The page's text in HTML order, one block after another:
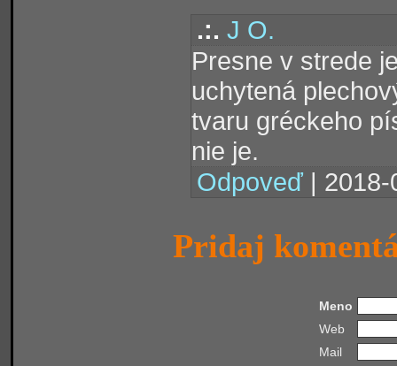
.:. J O.
Presne v strede
uchytená
tvaru gréckeho
nie je.
Odpoveď |
Pridaj
Meno
Web
Mail